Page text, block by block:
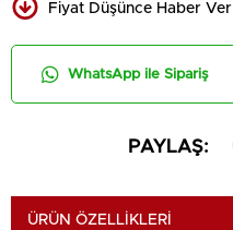
Fiyat Düşünce Haber Ver
WhatsApp ile Sipariş
PAYLAŞ:
ÜRÜN ÖZELLIKLERI